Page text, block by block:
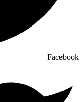
Facebook